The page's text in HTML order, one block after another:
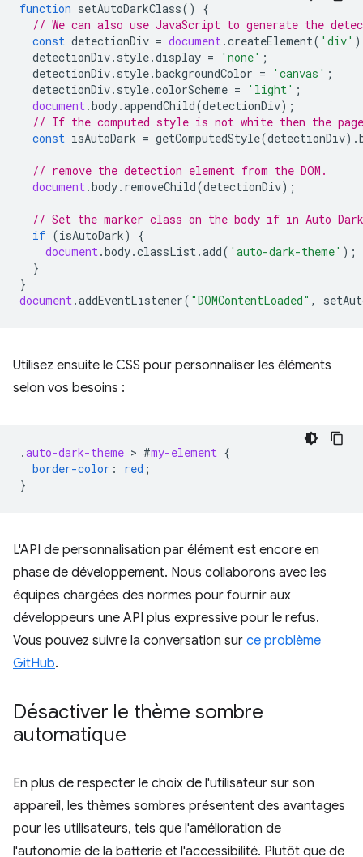
function setAutoDarkClass()
{
// We can also use JavaScript to generate the
const detectionDiv = document.createElement( 'div'
detectionDiv. style.display = 'none' ;
detectionDiv. style.backgroundColor = 'canvas' ;
detectionDiv. style.colorScheme = 'light' ;
document.body.appendChild(detectionDiv);
// If the computed style is not white then the
const isAutoDark = getComputedStyle(detectionDiv).
// remove the detection element from the DOM.
document.body. removeChild(detectionDiv);
// Set the marker class on the body if in Auto Dark
if (isAutoDark)
{
document.body.classList.add( 'auto-dark-theme' );
}
}
document.addEventListener( "DOMContentLoaded" ,
Utilisez ensuite le CSS pour personnaliser les éléments
selon vos besoins :
.auto-dark-theme > #my-element {
border-color : red ;
}
L'API de personnalisation par élément est encore en
phase de développement. Nous collaborons avec les
équipes chargées des normes pour fournir aux
développeurs une API plus expressive pour le refus.
Vous pouvez suivre la conversation sur ce problème
GitHub.
Désactiver le thème sombre
automatique
En plus de respecter le choix de l'utilisateur sur son
appareil, les thèmes sombres présentent des avantages
pour les utilisateurs, tels que l'amélioration de
l'autonomie de la batterie et l'accessibilité. Plutôt que de